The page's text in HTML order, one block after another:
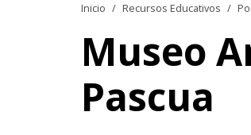
Inicio Recursos Educativos
Museo
Pascua